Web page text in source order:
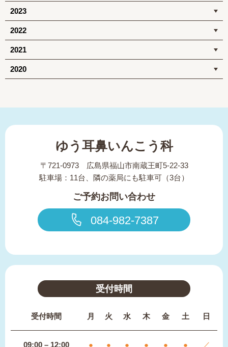
2023
2022
2021
2020
ゆう耳鼻いんこう科
〒721-0973 広島県福山市南蔵王町5-22-33
駐車場：11台、隣の薬局にも駐車可（3台）
ご予約お問い合わせ
084-982-7387
受付時間
受付時間 月 火 水 木 金 土 日
09:00 – 12:00 ● ● ● ● ● ● ／